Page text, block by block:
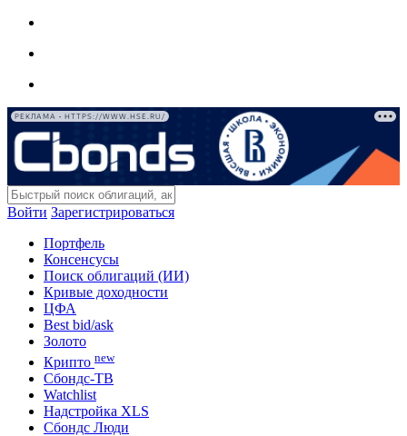
РЕКЛАМА • HTTPS://WWW.HSE.RU/
Войти Зарегистрироваться
Портфель
Консенсусы
Поиск облигаций (ИИ)
Кривые доходности
ЦФА
Best bid/ask
Золото
Крипто new
Сбондс-ТВ
Watchlist
Надстройка XLS
Сбондс Люди